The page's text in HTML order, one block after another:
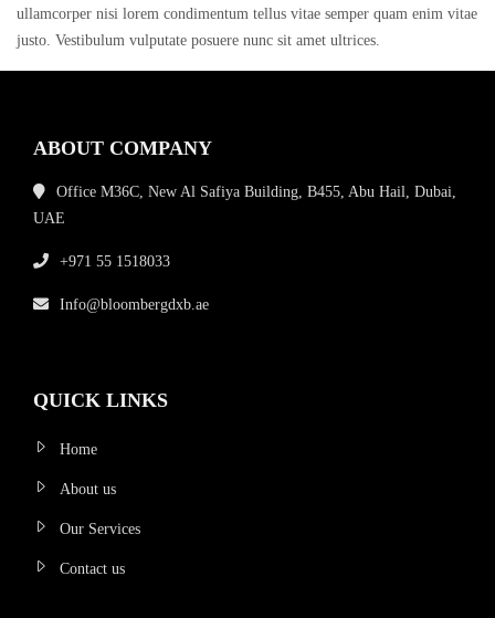
ullamcorper nisi lorem condimentum tellus vitae semper quam enim vitae
justo. Vestibulum vulputate posuere nunc sit amet ultrices.
ABOUT COMPANY
Office M36C, New Al Safiya Building, B455, Abu Hail, Dubai,
UAE
+971 55 1518033
Info@bloombergdxb.ae
QUICK LINKS
Home
About us
Our Services
Contact us